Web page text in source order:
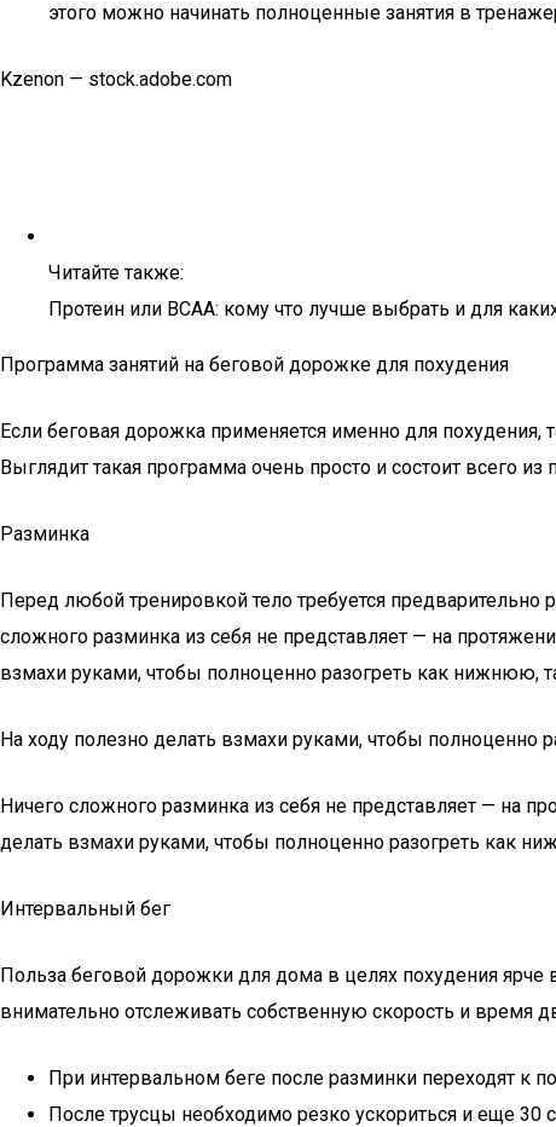
этого можно начинать полноценные занятия в
Kzenon — stock.adobe.com
Читайте также:
Протеин или BCAA: кому что лучше выбрать и для
Программа занятий на беговой дорожке для похудения
Если беговая дорожка применяется именно для
Выглядит такая программа очень просто и состоит всего из
Разминка
Перед любой тренировкой тело требуется
сложного разминка из себя не представляет — на
взмахи руками, чтобы полноценно разогреть как нижнюю,
На ходу полезно делать взмахи руками, чтобы полноценно
Ничего сложного разминка из себя не представляет — на
делать взмахи руками, чтобы полноценно разогреть как
Интервальный бег
Польза беговой дорожки для дома в целях похудения ярче
внимательно отслеживать собственную скорость и время
При интервальном беге после разминки переходят к
После трусцы необходимо резко ускориться и еще 30